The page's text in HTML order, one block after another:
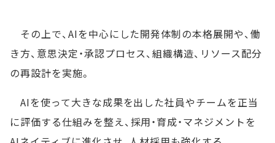
その上で、AIを中心にした開発体制の本格展開や、働
き方、意思決定・承認プロセス、組織構造、リソース配分
の再設計を実施。
AIを使って大きな成果を出した社員やチームを正当
に評価する仕組みを整え、採用・育成・マネジメントを